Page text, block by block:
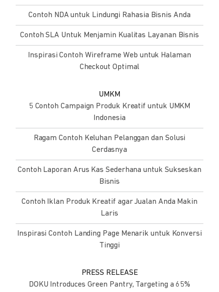
Contoh NDA untuk Lindungi Rahasia Bisnis Anda
Contoh SLA Untuk Menjamin Kualitas Layanan Bisnis
Inspirasi Contoh Wireframe Web untuk Halaman
Checkout Optimal
UMKM
5 Contoh Campaign Produk Kreatif untuk UMKM
Indonesia
Ragam Contoh Keluhan Pelanggan dan Solusi
Cerdasnya
Contoh Laporan Arus Kas Sederhana untuk Sukseskan
Bisnis
Contoh Iklan Produk Kreatif agar Jualan Anda Makin
Laris
Inspirasi Contoh Landing Page Menarik untuk Konversi
Tinggi
PRESS RELEASE
DOKU Introduces Green Pantry, Targeting a 65%